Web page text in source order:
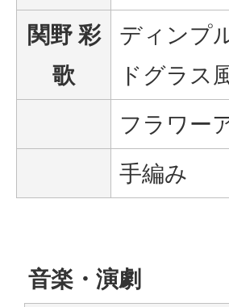
関野 彩
歌
ディンプ
ドグラス
フラワー
手編み
音楽・演劇